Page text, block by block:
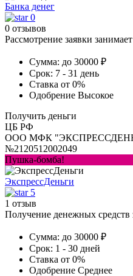
Банка денег
0
0 отзывов
Рассмотрение заявки
Сумма: до 30000 ₽
Срок: 7 - 31 день
Ставка от 0%
Одобрение Высокое
Получить деньги
ЦБ РФ
ООО МФК
№2120512002049
Пушка-бомба!
ЭкспрессДеньги
5
1 отзыв
Получение денежных средств
Сумма: до 30000 ₽
Срок: 1 - 30 дней
Ставка от 0%
Одобрение Среднее